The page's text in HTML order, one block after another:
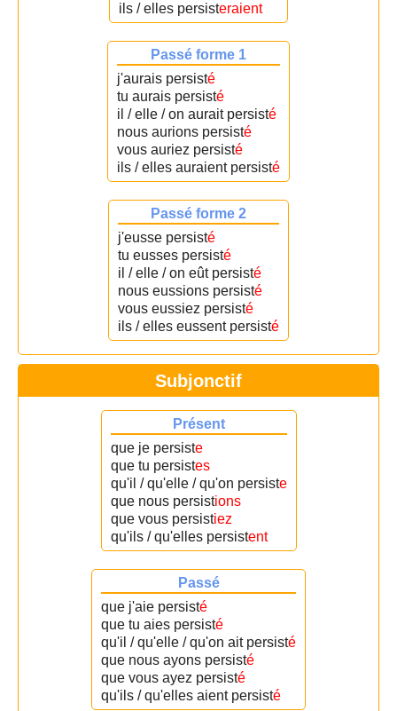
ils / elles persisteraient
Passé forme 1
j'aurais persisté
tu aurais persisté
il / elle / on aurait persisté
nous aurions persisté
vous auriez persisté
ils / elles auraient persisté
Passé forme 2
j'eusse persisté
tu eusses persisté
il / elle / on eût persisté
nous eussions persisté
vous eussiez persisté
ils / elles eussent persisté
Subjonctif
Présent
que je persiste
que tu persistes
qu'il / qu'elle / qu'on persiste
que nous persistions
que vous persistiez
qu'ils / qu'elles persistent
Passé
que j'aie persisté
que tu aies persisté
qu'il / qu'elle / qu'on ait persisté
que nous ayons persisté
que vous ayez persisté
qu'ils / qu'elles aient persisté